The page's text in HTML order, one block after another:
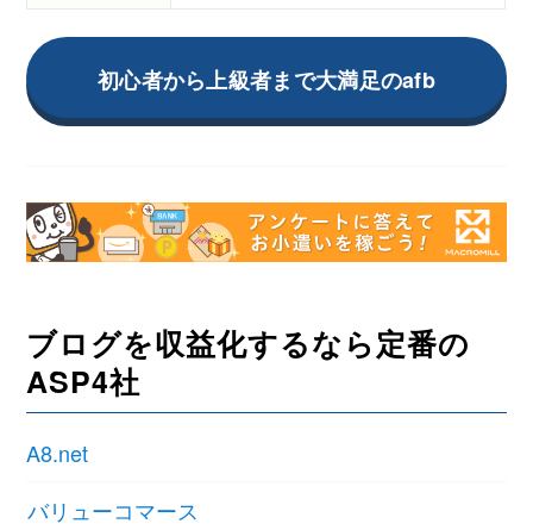
初心者から上級者まで大満足のafb
ブログを収益化するなら定番の
ASP4社
A8.net
バリューコマース